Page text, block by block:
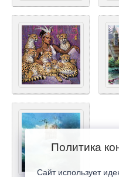
Политика
Сайт использует